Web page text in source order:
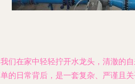
们在家中轻轻拧开水龙头，清澈的
的日常背后，是一套复杂、严谨且